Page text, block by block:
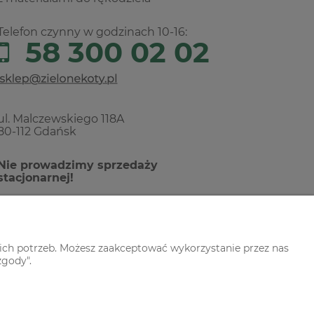
czynny w godzinach 10-16:
58 300 02 02
Malczewskiego 118A
112 Gdańsk
prowadzimy sprzedaży
potrzeb. Możesz zaakceptować wykorzystanie przez nas